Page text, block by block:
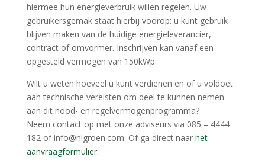
hiermee hun energieverbruik willen regelen. Uw
gebruikersgemak staat hierbij voorop: u kunt gebruik
blijven maken van de huidige energieleverancier,
contract of omvormer. Inschrijven kan vanaf een
opgesteld vermogen van 150kWp.
Wilt u weten hoeveel u kunt verdienen en of u voldoet
aan technische vereisten om deel te kunnen nemen
aan dit nood- en regelvermogenprogramma?
Neem contact op met onze adviseurs via 085 – 4444
182 of info@nlgroen.com. Of ga direct naar het
aanvraagformulier.